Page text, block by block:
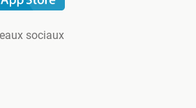
sociaux